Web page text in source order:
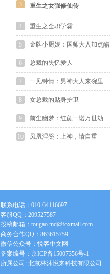
3 重生之女强修仙传
4 重生之全职学霸
5 金牌小厨娘：国师大人加点醋
6 总裁的失忆爱人
7 一见钟情：男神大人来碗里
8 女总裁的贴身护卫
9 前尘幽梦：红颜一诺万世劫
10 凤凰涅槃：上神，请自重
联系电话：010-64116697
客服QQ：209527587
投稿邮箱：tougao.md@foxmail.com
商务合作QQ：863615759
微信公众号：悦客中文网
备案编号：京ICP备15007356号-1
所属公司: 北京林沐悦来科技有限公司